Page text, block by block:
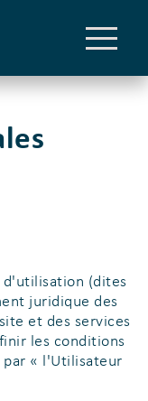
d'utilisation (dites
juridique des
et des services
les conditions
par « l'Utilisateur